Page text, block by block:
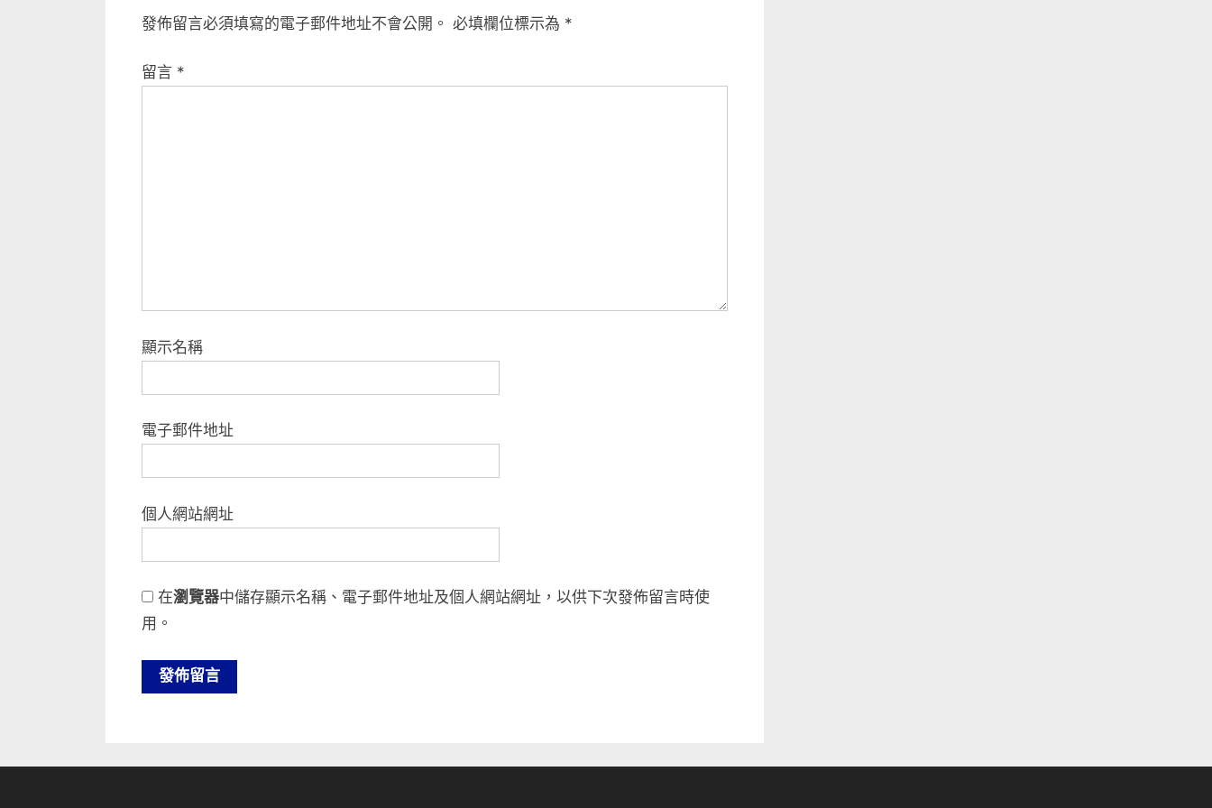
發佈留言必須填寫的電子郵件地址不會公開。 必填欄位標示為 *
留言 *
顯示名稱
電子郵件地址
個人網站網址
在瀏覽器中儲存顯示名稱、電子郵件地址及個人網站網址，以供下次發佈留言時使
用。